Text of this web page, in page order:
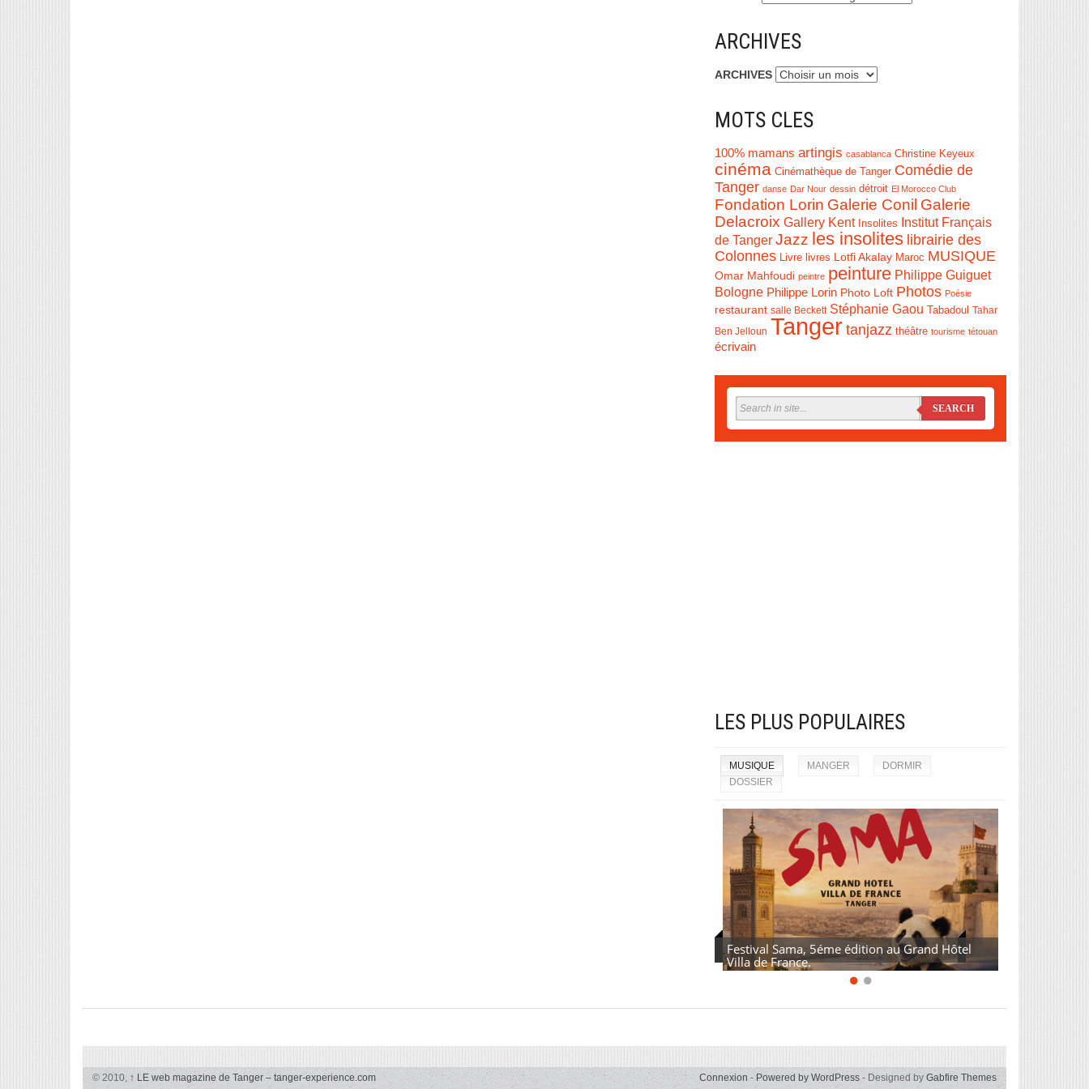
ARCHIVES
ARCHIVES
MOTS CLES
100% mamans artingis casablanca Christine Keyeux
cinéma Cinémathèque de Tanger Comédie de
Tanger danse Dar Nour dessin détroit El Morocco Club
Fondation Lorin Galerie Conil Galerie
Delacroix Gallery Kent Insolites
Institut Français
de Tanger Jazz les insolites librairie des
Colonnes Livre livres Lotfi Akalay Maroc MUSIQUE
Omar Mahfoudi peintre peinture Philippe Guiguet
Bologne Philippe Lorin Photo Loft Photos Poésie
restaurant salle Beckett Stéphanie Gaou Tabadoul Tahar
Ben Jelloun Tanger tanjazz théâtre tourisme tétouan
écrivain
SEARCH
LES PLUS POPULAIRES
MUSIQUE MANGER
DORMIR
DOSSIER
Festival Sama, 5éme édition au Grand Hôtel
Villa de France.
© 2010,↑ LE web magazine de Tanger – tanger-experience.com Connexion- Powered by WordPress- Designed byGabfire Themes